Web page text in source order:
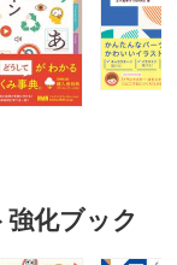
化ブック